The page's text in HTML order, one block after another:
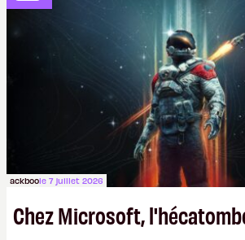
peut-être sur
Fallout Football ou
Lapins Crétins) et l'Obsidian
le même studio qu'il y a 15 ans.
peut commencer à fantasmer.A.
ackboole 7 juillet 2026
Chez Microsoft,